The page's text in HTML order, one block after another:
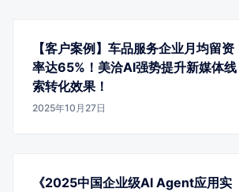
【客户案例】车品服务企业月均留资
率达65%！美洽AI强势提升新媒体线
索转化效果！
2025年10月27日
《2025中国企业级AI Agent应用实